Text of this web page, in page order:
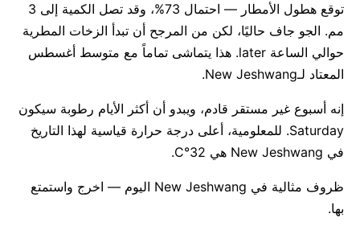
توقع هطول الأمطار — احتمال 73%، وقد تصل الكمية إلى 3
مم. الجو جاف حاليًا، لكن من المرجح أن تبدأ الزخات المطرية
حوالي الساعة later. هذا يتماشى تماماً مع متوسط أغسطس
المعتاد لـNew Jeshwang.
إنه أسبوع غير مستقر قادم، ويبدو أن أكثر الأيام رطوبة سيكون
Saturday. للمعلومية، أعلى درجة حرارة قياسية لهذا التاريخ
في New Jeshwang هي 32°C.
ظروف مثالية في New Jeshwang اليوم — اخرج واستمتع
بها.